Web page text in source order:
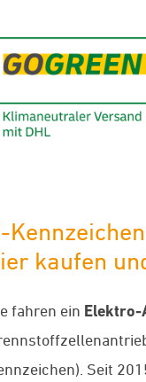
kaufen
fahren ein Elektro-
Seit